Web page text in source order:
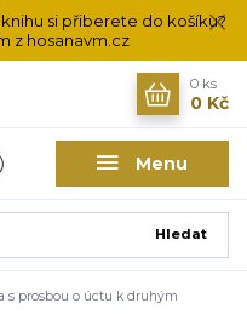
si přiberete do košíku?
z hosanavm.cz
Menu
Hledat
0 ks
0 Kč
s prosbou o úctu k druhým